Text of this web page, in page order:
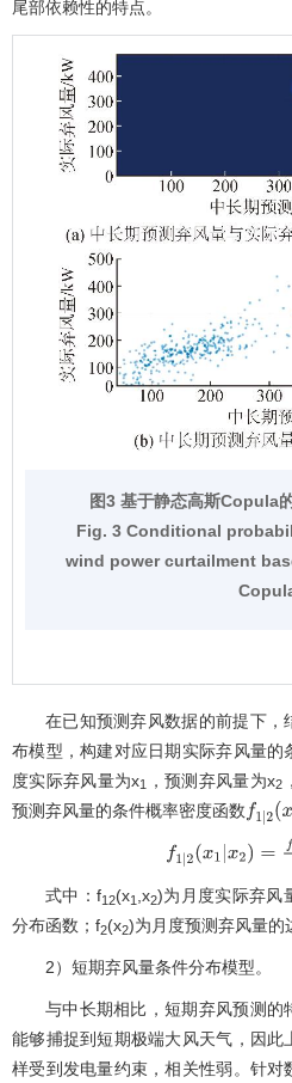
尾部依赖性的特点。
图3 基于静态高斯Copula
Fig. 3 Conditional
wind power curtailment
在已知预测弃风数据的前提下
布模型，构建对应日期实际弃风量的
度实际弃风量为x1 ，预测弃风量为x2
预测弃风量的条件概率密度函数
f1
f1|2(x1| x2) =
式中：f12(x1 ,x2)为月度实际弃风
分布函数；f2(x2)为月度预测弃风量的
2）短期弃风量条件分布模型。
与中长期相比，短期弃风预测的
能够捕捉到短期极端大风天气，因此
样受到发电量约束，相关性弱。针对